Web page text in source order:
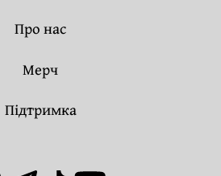
Про нас
Мерч
Підтримка